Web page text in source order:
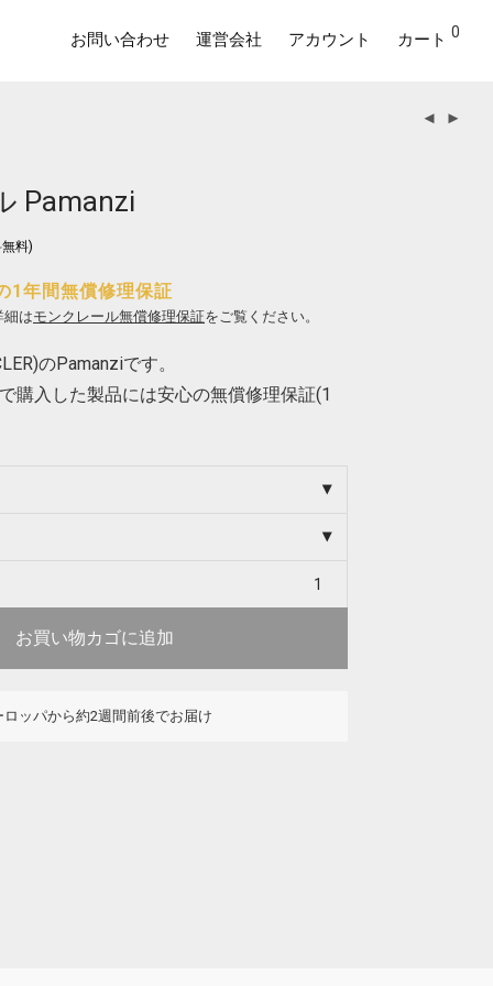
お問い合わせ 運営会社 アカウント カート 0
Pamanzi
料)
1年間無償修理保証
細はモンクレール無償修理保証をご覧ください。
のPamanziです。
購入した製品には安心の無償修理保証(1
お買い物カゴに追加
ロッパから約2週間前後でお届け